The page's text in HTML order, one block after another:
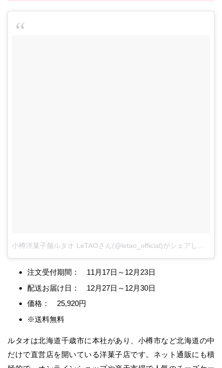
注文受付期間： 11月17日～12月23日
配送お届け日： 12月27日～12月30日
価格： 25,920円
※送料無料
ルタオは北海道千歳市に本社があり、小樽市など北海道の中
だけで直営店を開いている洋菓子店です。ネット通販にも積